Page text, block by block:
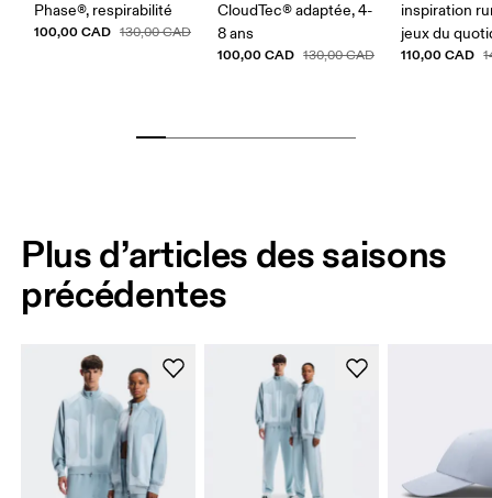
Phase®, respirabilité
100,00 CAD 130,00 CAD
CloudTec® adaptée, 4-
8 ans
100,00 CAD 130,00 CAD
inspiration
jeux du
110,00 CAD
Plus d’articles des saisons
précédentes